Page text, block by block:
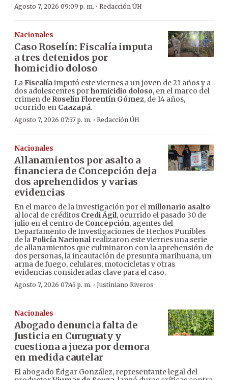
Agosto 7, 2026 09:09 p. m. · Redacción ÚH
Nacionales
Caso Roselín: Fiscalía imputa
a tres detenidos por
homicidio doloso
LaFiscalíaimputó este viernes a un joven de 21 años y a
dos adolescentes porhomicidio doloso, en el marco del
crimen de Roselín Florentín Gómez, de 14 años,
ocurrido en Caazapá.
Agosto 7, 2026 07:57 p. m. · Redacción ÚH
Nacionales
Allanamientos por asalto a
financiera de Concepción deja
dos aprehendidos y varias
evidencias
En el marco de la investigación por el millonario asalto
al local de créditos Credi Ágil, ocurrido el pasado 30 de
julio en el centro de Concepción, agentes del
Departamento de Investigaciones de Hechos Punibles
de la Policía Nacionalrealizaron este viernes una serie
de allanamientos que culminaron con la aprehensión de
dos personas, la incautación de presunta marihuana, un
arma de fuego, celulares, motocicletas y otras
evidencias consideradas clave para el caso.
Agosto 7, 2026 07:45 p. m. · Justiniano Riveros
Nacionales
Abogado denuncia falta de
Justicia en Curuguaty y
cuestiona a jueza por demora
en medida cautelar
El abogado Édgar González, representante legal del